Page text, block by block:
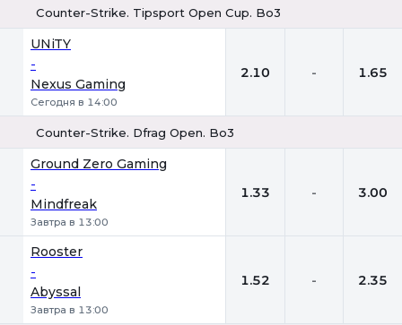
Counter-Strike. Tipsport Open Cup. Bo3
UNiTY
-
Nexus Gaming
Сегодня в 14:00
2.10 - 1.65
Counter-Strike. Dfrag Open. Bo3
Ground Zero Gaming
-
Mindfreak
Завтра в 13:00
1.33 - 3.00
Rooster
-
Abyssal
Завтра в 13:00
1.52 - 2.35